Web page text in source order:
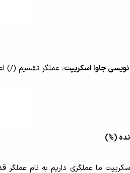
نویسی جاوا اسکریپت، عملگر تقسیم (/)
(%)
ما عملگری داریم به نام